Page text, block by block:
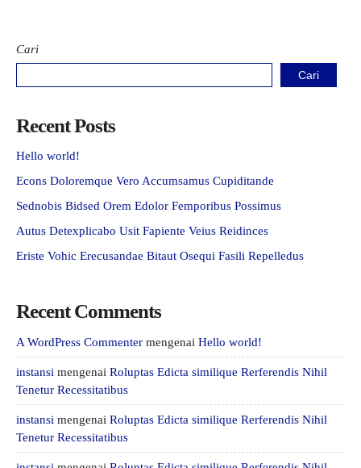
Cari
Cari
Recent Posts
Hello world!
Econs Doloremque Vero Accumsamus Cupiditande
Sednobis Bidsed Orem Edolor Femporibus Possimus
Autus Detexplicabo Usit Fapiente Veius Reidinces
Eriste Vohic Erecusandae Bitaut Osequi Fasili Repelledus
Recent Comments
A WordPress Commenter mengenai Hello world!
instansi mengenai Roluptas Edicta similique Rerferendis Nihil
Tenetur Recessitatibus
instansi mengenai Roluptas Edicta similique Rerferendis Nihil
Tenetur Recessitatibus